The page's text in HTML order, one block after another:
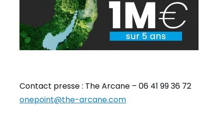
Contact presse : The Arcane – 06 41 99 36 72
onepoint@the-arcane.com